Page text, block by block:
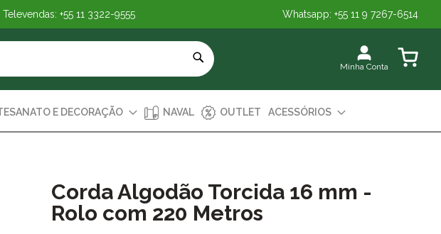
Televendas: +55 11 3322-9555 Whatsapp: +55 11 9 7267-6514
Minha Conta
Meu
E DECORAÇÃO NAVAL OUTLET ACESSÓRIOS
Corda Algodão Torcida 16 mm -
Rolo com 220 Metros